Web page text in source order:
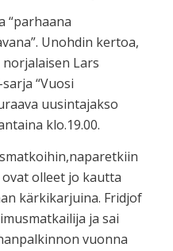
“parhaana
Unohdin kertoa,
Lars
“Vuosi
uusintajakso
klo.19.00.
olleet jo kautta
kärkikarjuina. Fridjof
ja sai
vuonna